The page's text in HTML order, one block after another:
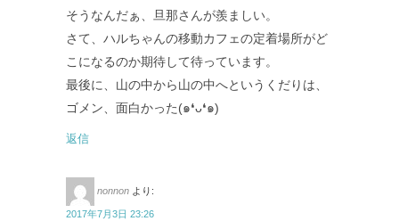
そうなんだぁ、旦那さんが羨ましい。
さて、ハルちゃんの移動カフェの定着場所がど
こになるのか期待して待っています。
最後に、山の中から山の中へというくだりは、
ゴメン、面白かった(๑❛ᴗ❛๑)
返信
nonnon より:
2017年7月3日 23:26